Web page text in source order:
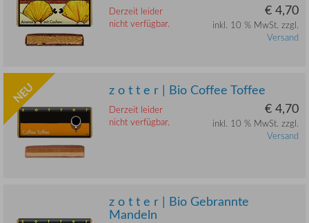
Derzeit leider
nicht verfügbar.
€ 4,70
inkl. 10 % MwSt. zzgl.
Versand
NEU z o t t e r | Bio Coffee Toffee
Derzeit leider
nicht verfügbar.
€ 4,70
inkl. 10 % MwSt. zzgl.
Versand
z o t t e r | Bio Gebrannte
Mandeln